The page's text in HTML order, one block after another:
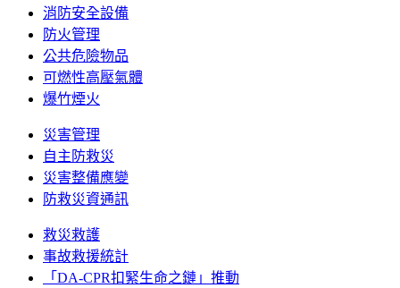
消防安全設備
防火管理
公共危險物品
可燃性高壓氣體
爆竹煙火
災害管理
自主防救災
災害整備應變
防救災資通訊
救災救護
事故救援統計
「DA-CPR扣緊生命之鏈」推動